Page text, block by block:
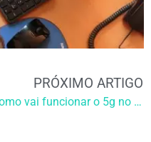
PRÓXIMO ARTIGO
Como vai funcionar o 5g no Brasil: